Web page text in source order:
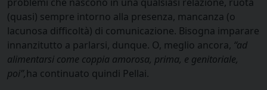
(quasi) sempre intorno alla presenza, mancanza (o
lacunosa difficoltà) di comunicazione. Bisogna imparare
innanzitutto a parlarsi, dunque. O, meglio ancora, “ad
alimentarsi come coppia amorosa, prima, e genitoriale,
poi”,ha continuato quindi Pellai.